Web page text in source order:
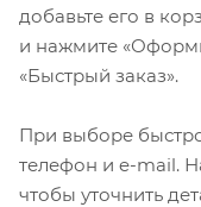
добавьте его в
и нажмите
«Быстрый заказ».
При выборе
телефон и e-mail.
чтобы уточнить